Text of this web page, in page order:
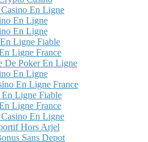
En Ligne
En Ligne
En Ligne
Ligne Fiable
Ligne France
De Poker En Ligne
En Ligne
En Ligne France
En Ligne Fiable
Ligne France
En Ligne
Hors Arjel
Sans Depot